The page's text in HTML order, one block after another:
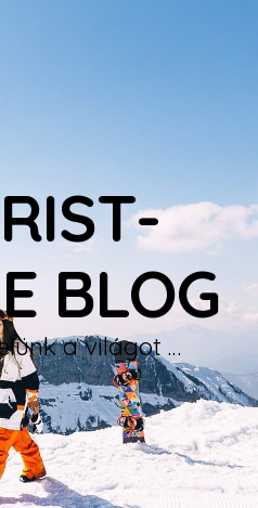
BLOG
a világot …